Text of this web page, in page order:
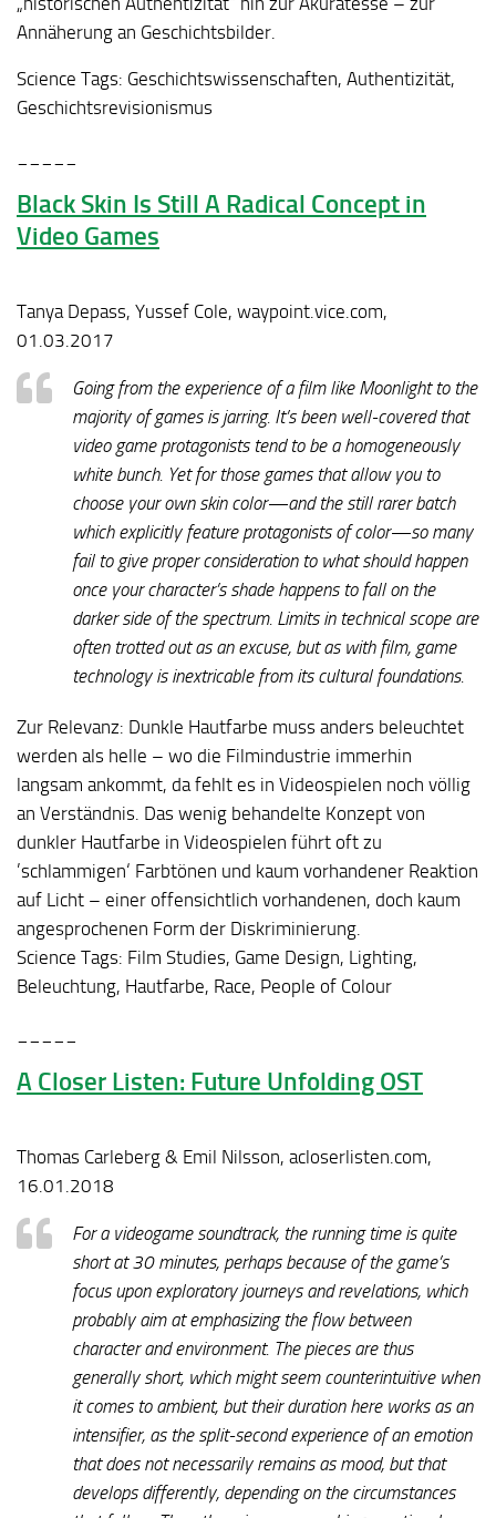
Annäherung an Geschichtsbilder.
Science Tags: Geschichtswissenschaften, Authentizität,
Geschichtsrevisionismus
Black Skin Is Still A Radical Concept in
Video Games
Tanya Depass, Yussef Cole, waypoint.vice.com,
01.03.2017
Going from the experience of a film like Moonlight to the
majority of games is jarring. It’s been well-covered that
video game protagonists tend to be a homogeneously
white bunch. Yet for those games that allow you to
choose your own skin color—and the still rarer batch
which explicitly feature protagonists of color—so many
fail to give proper consideration to what should happen
once your character’s shade happens to fall on the
darker side of the spectrum. Limits in technical scope are
often trotted out as an excuse, but as with film, game
technology is inextricable from its cultural foundations.
Zur Relevanz: Dunkle Hautfarbe muss anders beleuchtet
werden als helle – wo die Filmindustrie immerhin
langsam ankommt, da fehlt es in Videospielen noch völlig
an Verständnis. Das wenig behandelte Konzept von
dunkler Hautfarbe in Videospielen führt oft zu
’schlammigen‘ Farbtönen und kaum vorhandener Reaktion
auf Licht – einer offensichtlich vorhandenen, doch kaum
angesprochenen Form der Diskriminierung.
Science Tags: Film Studies, Game Design, Lighting,
Beleuchtung, Hautfarbe, Race, People of Colour
A Closer Listen: Future Unfolding OST
Thomas Carleberg & Emil Nilsson, acloserlisten.com,
16.01.2018
For a videogame soundtrack, the running time is quite
short at 30 minutes, perhaps because of the game’s
focus upon exploratory journeys and revelations, which
probably aim at emphasizing the flow between
character and environment. The pieces are thus
generally short, which might seem counterintuitive when
it comes to ambient, but their duration here works as an
intensifier, as the split-second experience of an emotion
that does not necessarily remains as mood, but that
develops differently, depending on the circumstances